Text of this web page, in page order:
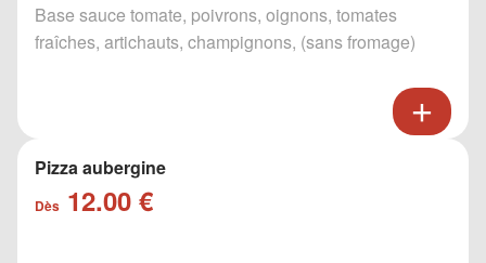
Base sauce tomate, poivrons, oignons, tomates
fraîches, artichauts, champignons, (sans fromage)
Pizza aubergine
Dès 12.00 €